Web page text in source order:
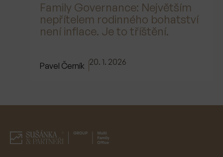
Family Governance: Největším
nepřítelem rodinného bohatství
není inflace. Je to tříštění.
Pavel Černík 20. 1. 2026